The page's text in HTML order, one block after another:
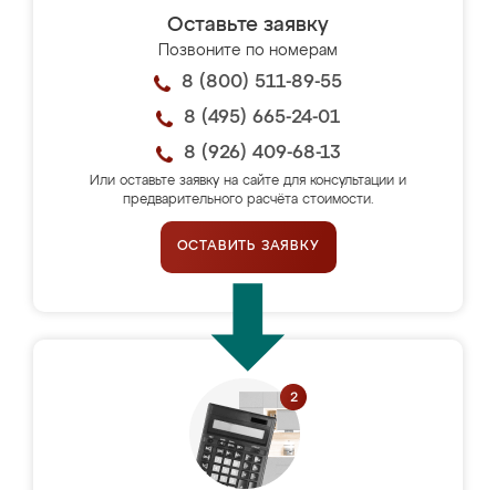
Оставьте заявку
Позвоните по номерам
8 (800) 511-89-55
8 (495) 665-24-01
8 (926) 409-68-13
Или оставьте заявку на сайте для консультации и
предварительного расчёта стоимости.
ОСТАВИТЬ ЗАЯВКУ